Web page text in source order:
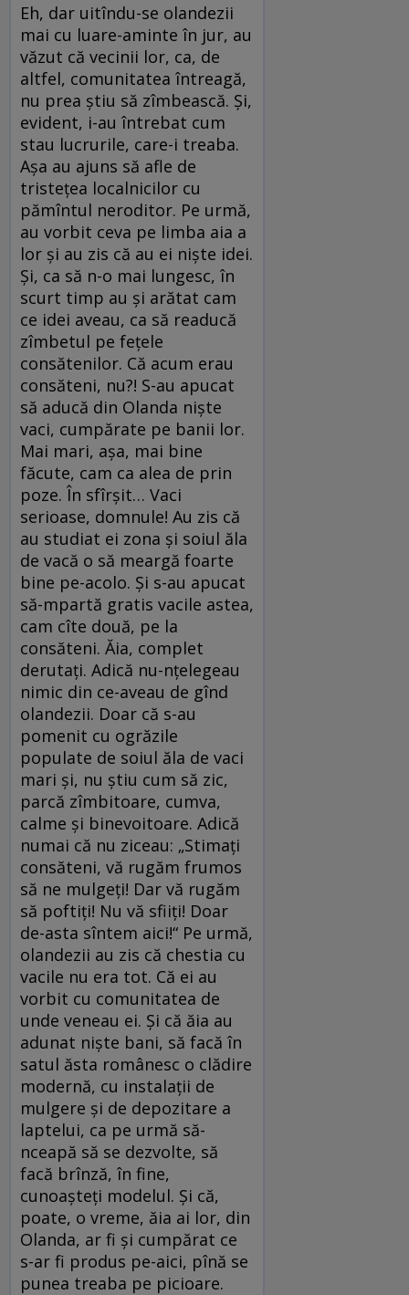
Eh, dar uitîndu-se olandezii
mai cu luare-aminte în jur, au
văzut că vecinii lor, ca, de
altfel, comunitatea întreagă,
nu prea știu să zîmbească. Și,
evident, i-au întrebat cum
stau lucrurile, care-i treaba.
Așa au ajuns să afle de
tristețea localnicilor cu
pămîntul neroditor. Pe urmă,
au vorbit ceva pe limba aia a
lor și au zis că au ei niște idei.
Și, ca să n-o mai lungesc, în
scurt timp au și arătat cam
ce idei aveau, ca să readucă
zîmbetul pe fețele
consătenilor. Că acum erau
consăteni, nu?! S-au apucat
să aducă din Olanda niște
vaci, cumpărate pe banii lor.
Mai mari, așa, mai bine
făcute, cam ca alea de prin
poze. În sfîrșit… Vaci
serioase, domnule! Au zis că
au studiat ei zona și soiul ăla
de vacă o să meargă foarte
bine pe-acolo. Și s-au apucat
să-mpartă gratis vacile astea,
cam cîte două, pe la
consăteni. Ăia, complet
derutați. Adică nu-nțelegeau
nimic din ce-aveau de gînd
olandezii. Doar că s-au
pomenit cu ogrăzile
populate de soiul ăla de vaci
mari și, nu știu cum să zic,
parcă zîmbitoare, cumva,
calme și binevoitoare. Adică
numai că nu ziceau: „Stimați
consăteni, vă rugăm frumos
să ne mulgeți! Dar vă rugăm
să poftiți! Nu vă sfiiți! Doar
de-asta sîntem aici!“ Pe urmă,
olandezii au zis că chestia cu
vacile nu era tot. Că ei au
vorbit cu comunitatea de
unde veneau ei. Și că ăia au
adunat niște bani, să facă în
satul ăsta românesc o clădire
modernă, cu instalații de
mulgere și de depozitare a
laptelui, ca pe urmă să-
nceapă să se dezvolte, să
facă brînză, în fine,
cunoașteți modelul. Și că,
poate, o vreme, ăia ai lor, din
Olanda, ar fi și cumpărat ce
s-ar fi produs pe-aici, pînă se
punea treaba pe picioare.